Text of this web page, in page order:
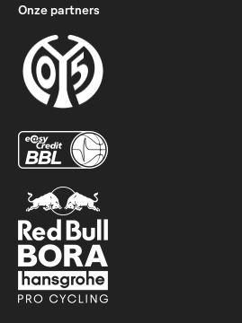
Onze partners